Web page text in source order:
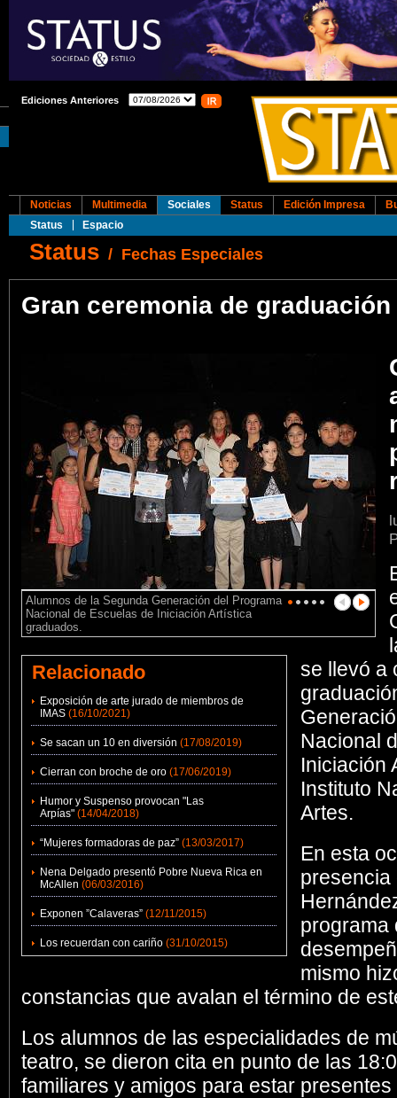
Ediciones Anteriores
Noticias Multimedia
Sociales
Status
Espacio
Status Edición Impresa
Status / Fechas Especiales
Gran ceremonia de graduación
Alumnos de la Segunda Generación del Programa
Nacional de Escuelas de Iniciación Artística
graduados.
Relacionado
Exposición de arte jurado de miembros de
IMAS (16/10/2021)
Se sacan un 10 en diversión (17/08/2019)
Cierran con broche de oro (17/06/2019)
Humor y Suspenso provocan "Las
Arpías" (14/04/2018)
“Mujeres formadoras de paz” (13/03/2017)
Nena Delgado presentó Pobre Nueva Rica en
McAllen (06/03/2016)
Exponen ”Calaveras” (12/11/2015)
Los recuerdan con cariño (31/10/2015)
se llevó a
Nacional
Iniciación
Instituto
Artes.
En esta
presencia
programa
mismo
constancias que avalan el término de
Los alumnos de las especialidades de
teatro, se dieron cita en punto de las
familiares y amigos para estar